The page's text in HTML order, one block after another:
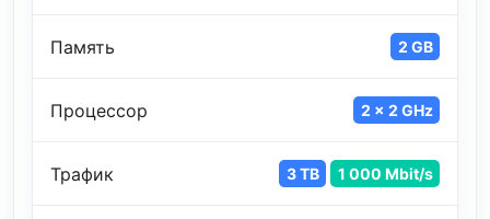
Память 2 GB
Процессор 2 x 2 GHz
Трафик 3 TB 1 000 Mbit/s